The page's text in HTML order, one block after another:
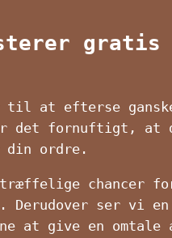
gratis
til at efterse
er det fornuftigt, at
din ordre.
chancer
Derudover ser vi en
at give en omtale